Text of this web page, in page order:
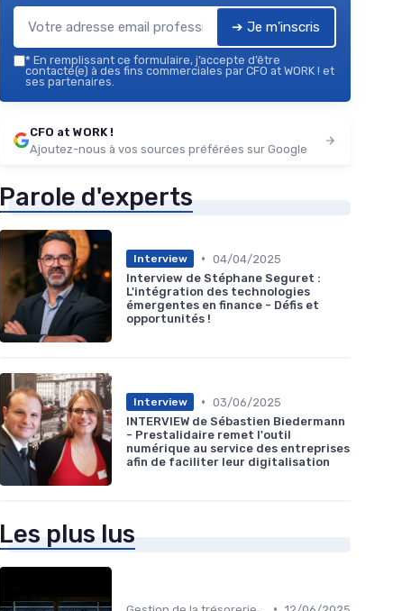
➔ Je m'inscris
* En remplissant ce formulaire, j’accepte d’être
contacté(e) à des fins commerciales par CFO at WORK ! et
ses partenaires.
CFO at WORK !
Ajoutez-nous à vos sources préférées sur Google
Parole d'experts
Interview • 04/04/2025
Interview de Stéphane Seguret :
L'intégration des technologies
émergentes en finance - Défis et
opportunités !
Interview • 03/06/2025
INTERVIEW de Sébastien Biedermann
- Prestalidaire remet l'outil
numérique au service des entreprises
afin de faciliter leur digitalisation
Les plus lus